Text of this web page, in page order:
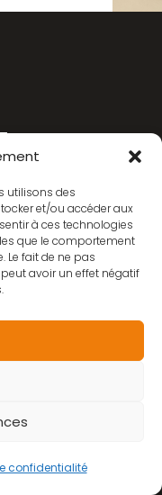
utilisons des
et/ou accéder aux
à ces technologies
que le comportement
Le fait de ne pas
avoir un effet négatif
confidentialité